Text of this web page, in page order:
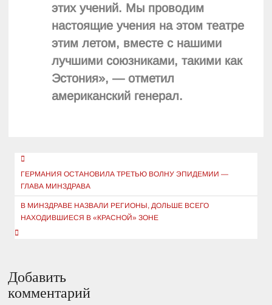
этих учений. Мы проводим
настоящие учения на этом театре
этим летом, вместе с нашими
лучшими союзниками, такими как
Эстония», — отметил
американский генерал.
Навигация
по
записям
ГЕРМАНИЯ ОСТАНОВИЛА ТРЕТЬЮ ВОЛНУ ЭПИДЕМИИ —
ГЛАВА МИНЗДРАВА
В МИНЗДРАВЕ НАЗВАЛИ РЕГИОНЫ, ДОЛЬШЕ ВСЕГО
НАХОДИВШИЕСЯ В «КРАСНОЙ» ЗОНЕ
Добавить
комментарий